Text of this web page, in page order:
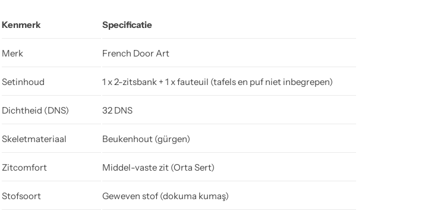
Kenmerk Specificatie
Merk French Door Art
Setinhoud 1 x 2-zitsbank + 1 x fauteuil (tafels en puf niet inbegrepen)
Dichtheid (DNS) 32 DNS
Skeletmateriaal Beukenhout (gürgen)
Zitcomfort Middel-vaste zit (Orta Sert)
Stofsoort Geweven stof (dokuma kumaş)